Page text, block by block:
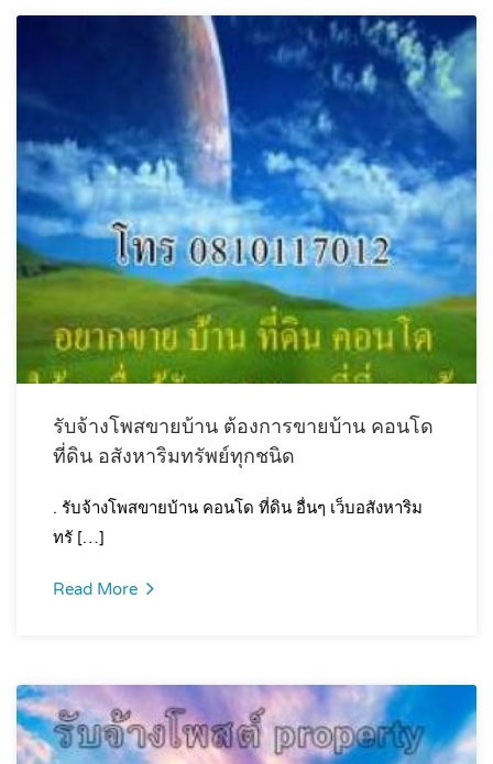
รับจ้างโพสขายบ้าน ต้องการขายบ้าน คอนโด
ที่ดิน อสังหาริมทรัพย์ทุกชนิด
. รับจ้างโพสขายบ้าน คอนโด ที่ดิน อื่นๆ เว็บอสังหาริม
ทรั […]
Read More